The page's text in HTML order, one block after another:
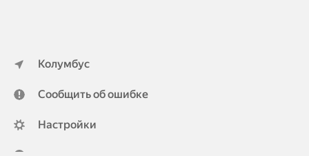
Колумбус
Сообщить об ошибке
Настройки